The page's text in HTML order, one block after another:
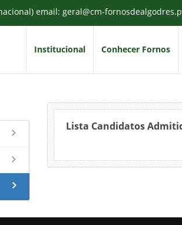
email: geral@cm-
Institucional Conhecer Fornos
Lista Candidatos